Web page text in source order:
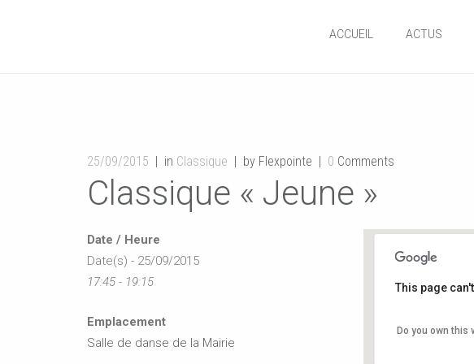
ACCUEIL ACTUS
25/09/2015 in Classique by Flexpointe 0 Comments
Classique « Jeune »
12,
This page
Do you own this
Date / Heure
Date(s) - 25/09/2015
17:45 - 19:15
Emplacement
Salle de danse de la Mairie